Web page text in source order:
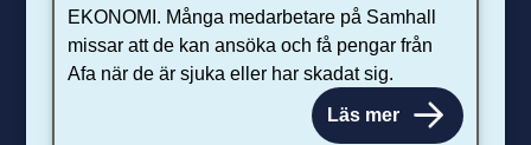
EKONOMI. Många medarbetare på Samhall
missar att de kan ansöka och få pengar från
Afa när de är sjuka eller har skadat sig.
Läs mer